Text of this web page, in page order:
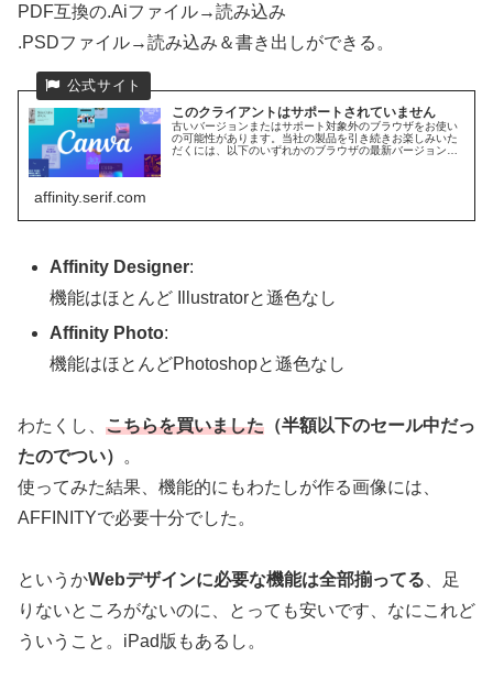
PDF互換の.Aiファイル→読み込み
.PSDファイル→読み込み＆書き出しができる。
このクライアントはサポートされていません
古いバージョンまたはサポート対象外のブラウザをお使い
の可能性があります。当社の製品を引き続きお楽しみいた
だくには、以下のいずれかのブラウザの最新バージョンに
affinity.serif.com
Affinity Designer:
機能はほとんど Illustratorと遜色なし
Affinity Photo:
機能はほとんどPhotoshopと遜色なし
わたくし、 こちらを買いました （半額以下のセール中だっ
たのでつい） 。
使ってみた結果、機能的にもわたしが作る画像には、
AFFINITYで必要十分でした。
というかWebデザインに必要な機能は全部揃ってる、足
りないところがないのに、とっても安いです、なにこれど
ういうこと。iPad版もあるし。